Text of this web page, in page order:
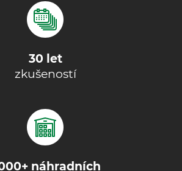
30 let
zkušeností
náhradních